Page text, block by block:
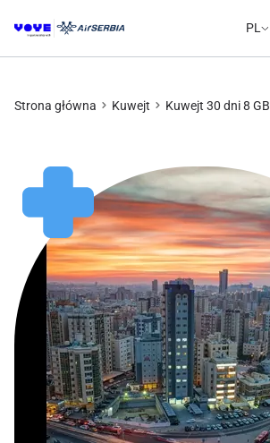
PL
Strona główna Kuwejt Kuwejt 30 dni 8 GB